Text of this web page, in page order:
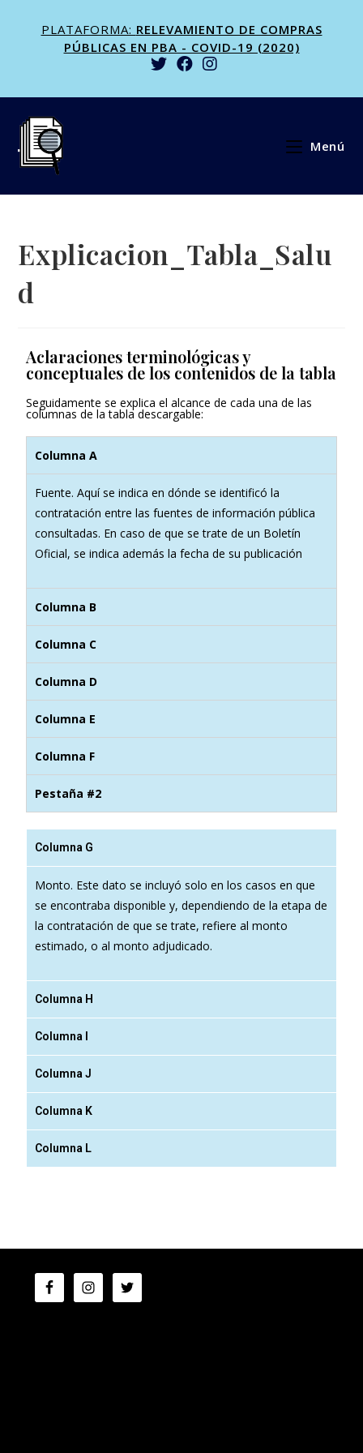
PLATAFORMA: RELEVAMIENTO DE COMPRAS
PÚBLICAS EN PBA - COVID-19 (2020)
Menú
Explicacion_Tabla_Salu
d
Aclaraciones terminológicas y
conceptuales de los contenidos de la tabla
Seguidamente se explica el alcance de cada una de las
columnas de la tabla descargable:
Columna A
Fuente. Aquí se indica en dónde se identificó la
contratación entre las fuentes de información pública
consultadas. En caso de que se trate de un Boletín
Oficial, se indica además la fecha de su publicación
Columna B
Columna C
Columna D
Columna E
Columna F
Pestaña #2
Columna G
Monto. Este dato se incluyó solo en los casos en que
se encontraba disponible y, dependiendo de la etapa de
la contratación de que se trate, refiere al monto
estimado, o al monto adjudicado.
Columna H
Columna I
Columna J
Columna K
Columna L